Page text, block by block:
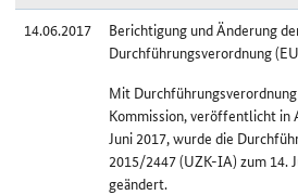
14.06.2017
Berichtigung und Änderung
Durchführungsverordnung
Mit
Kommission, veröffentlicht in
Juni 2017, wurde die
2015/2447 (UZK-IA) zum 14.
geändert.